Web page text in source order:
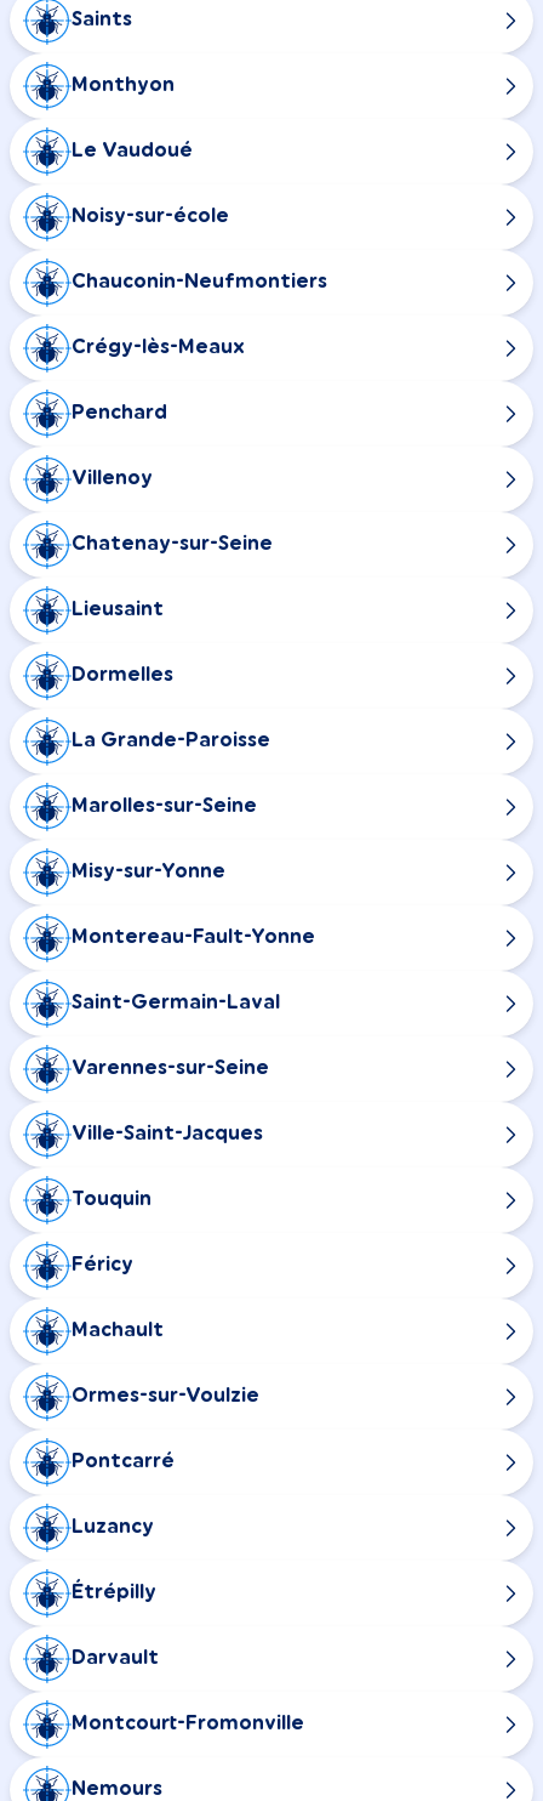
Saints
Monthyon
Le Vaudoué
Noisy-sur-école
Chauconin-Neufmontiers
Crégy-lès-Meaux
Penchard
Villenoy
Chatenay-sur-Seine
Lieusaint
Dormelles
La Grande-Paroisse
Marolles-sur-Seine
Misy-sur-Yonne
Montereau-Fault-Yonne
Saint-Germain-Laval
Varennes-sur-Seine
Ville-Saint-Jacques
Touquin
Féricy
Machault
Ormes-sur-Voulzie
Pontcarré
Luzancy
Étrépilly
Darvault
Montcourt-Fromonville
Nemours